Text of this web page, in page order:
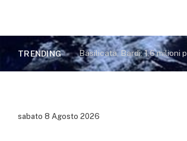
TRENDING Basilicata, Bardi: 1,6 milioni
sabato 8 Agosto 2026